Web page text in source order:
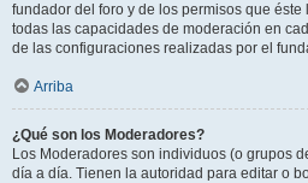
fundador del foro y de los permisos que
todas las capacidades de moderación en
de las configuraciones realizadas por el
Arriba
¿Qué son los Moderadores?
Los Moderadores son individuos (o grupos
día a día. Tienen la autoridad para editar o